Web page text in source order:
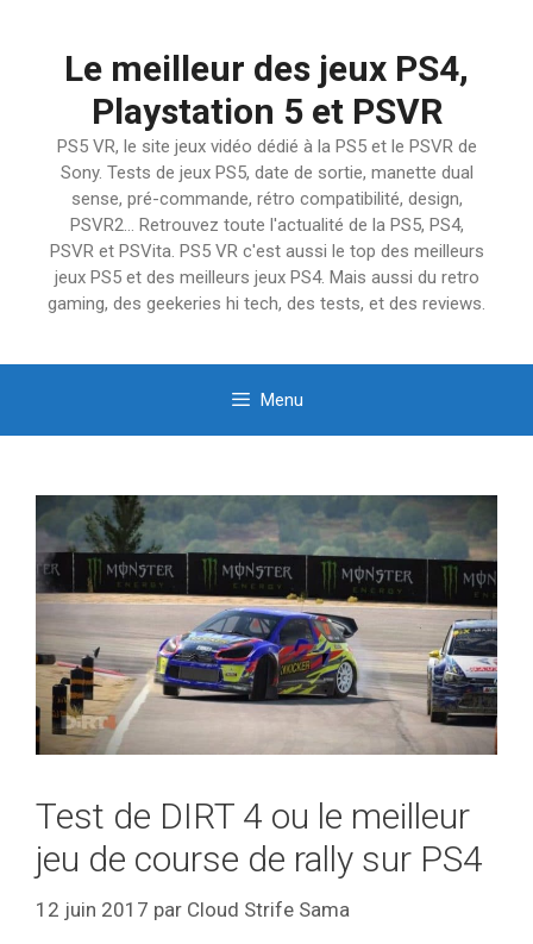
Le meilleur des jeux PS4,
Playstation 5 et PSVR
PS5 VR, le site jeux vidéo dédié à la PS5 et le PSVR de
Sony. Tests de jeux PS5, date de sortie, manette dual
sense, pré-commande, rétro compatibilité, design,
PSVR2… Retrouvez toute l'actualité de la PS5, PS4,
PSVR et PSVita. PS5 VR c'est aussi le top des meilleurs
jeux PS5 et des meilleurs jeux PS4. Mais aussi du retro
gaming, des geekeries hi tech, des tests, et des reviews.
Menu
Test de DIRT 4 ou le meilleur
jeu de course de rally sur PS4
12 juin 2017 par Cloud Strife Sama